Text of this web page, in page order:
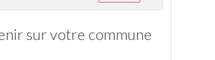
sur votre commune